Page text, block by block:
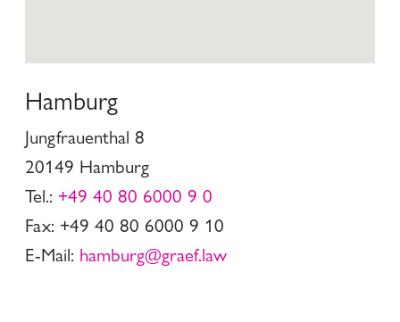
Hamburg
Jungfrauenthal 8
20149 Hamburg
Tel.: +49 40 80 6000 9 0
Fax: +49 40 80 6000 9 10
E-Mail: hamburg@graef.law